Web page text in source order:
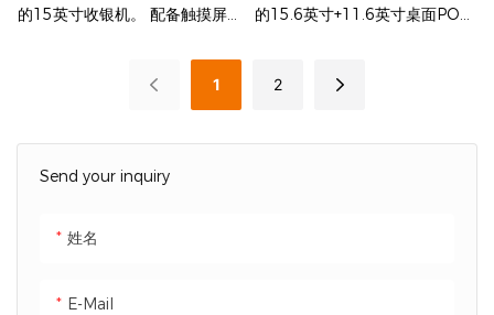
Send your inquiry
姓名
E-Mail
的15英寸收银机。 配备触摸屏
款、查询。 该自助设备提高订单
处理效率，减少排队时间，增强
的15.6英寸+11.6英寸桌面POS
客户可以自行下单、付款、查
1 2